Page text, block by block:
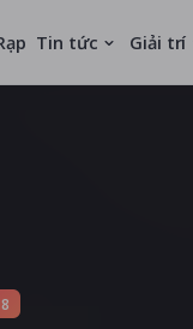
Tin tức Giải trí